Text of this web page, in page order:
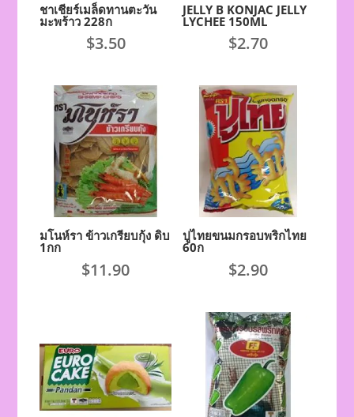
ชาเชียร์เมล็ดทานตะวัน
มะพร้าว 228ก
$3.50
JELLY B KONJAC JELLY
LYCHEE 150ML
$2.70
มโนห์รา ข้าวเกรียบกุ้ง ดิบ
1กก
$11.90
ปูไทยขนมกรอบพริกไทย
60ก
$2.90